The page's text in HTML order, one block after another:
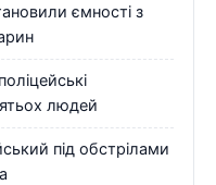
ємності з
людей
під обстрілами